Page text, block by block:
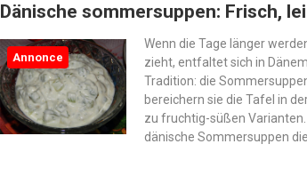
Dänische sommersuppen: Frisch,
Annonce
Wenn die Tage länger
zieht, entfaltet sich in
Tradition: die
bereichern sie die Tafel in
zu fruchtig-süßen
dänische Sommersuppen die